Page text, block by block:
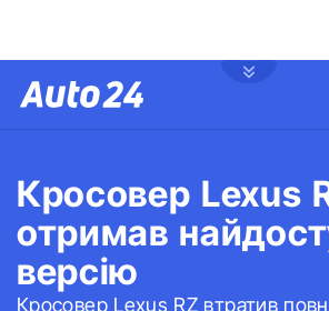
Кросовер Lexus
отримав
версію
Кросовер Lexus RZ втратив